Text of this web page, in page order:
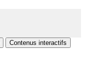
Contenus interactifs